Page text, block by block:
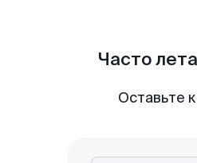
Часто
Оставьте